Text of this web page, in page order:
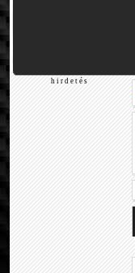
h i r d e t é s